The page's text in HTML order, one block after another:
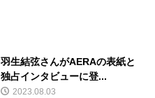
羽生結弦さんがAERAの表紙と
独占インタビューに登...
2023.08.03